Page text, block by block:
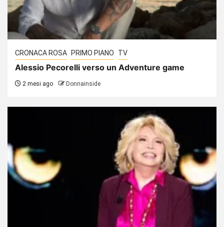
CRONACA ROSA PRIMO PIANO TV
Alessio Pecorelli verso un Adventure game
2 mesi ago Donnainside